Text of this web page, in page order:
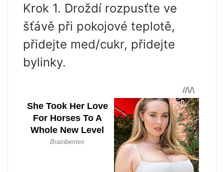
Krok 1. Droždí rozpusťte ve
šťávě při pokojové teplotě,
přidejte med/cukr, přidejte
bylinky.